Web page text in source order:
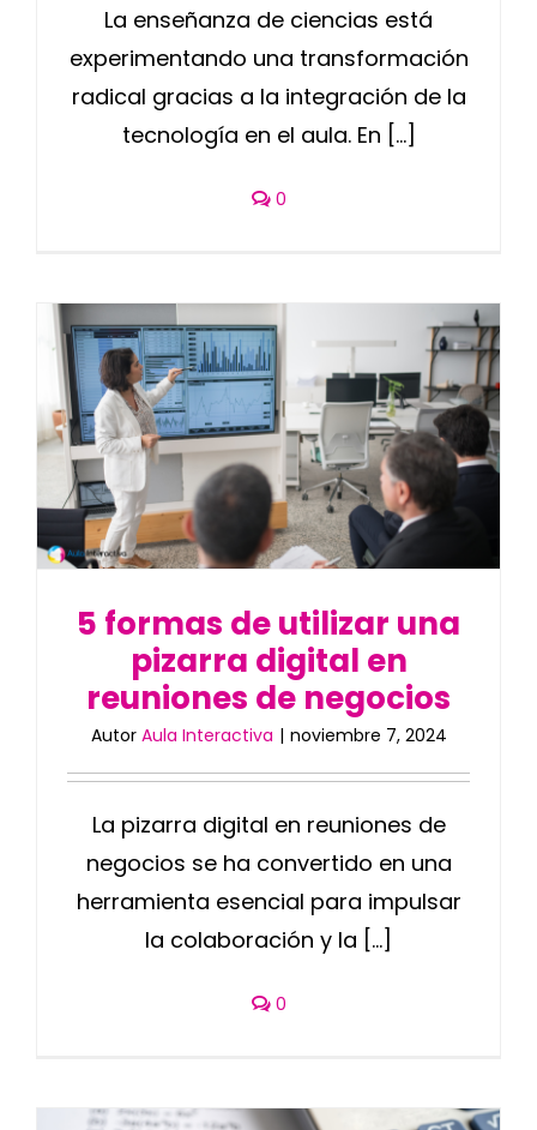
La enseñanza de ciencias está
experimentando una transformación
radical gracias a la integración de la
tecnología en el aula. En [...]
0
5 formas de utilizar una
pizarra digital en
reuniones de negocios
Autor Aula Interactiva | noviembre 7, 2024
La pizarra digital en reuniones de
negocios se ha convertido en una
herramienta esencial para impulsar
la colaboración y la [...]
0